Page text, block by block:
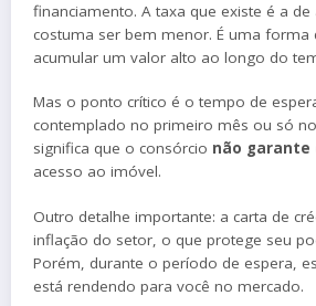
financiamento. A taxa que existe é a
costuma ser bem menor. É uma forma
acumular um valor alto ao longo do
Mas o ponto crítico é o tempo de
contemplado no primeiro mês ou só
significa que o consórcio não garante
acesso ao imóvel.
Outro detalhe importante: a carta de
inflação do setor, o que protege seu
Porém, durante o período de espera,
está rendendo para você no mercado.